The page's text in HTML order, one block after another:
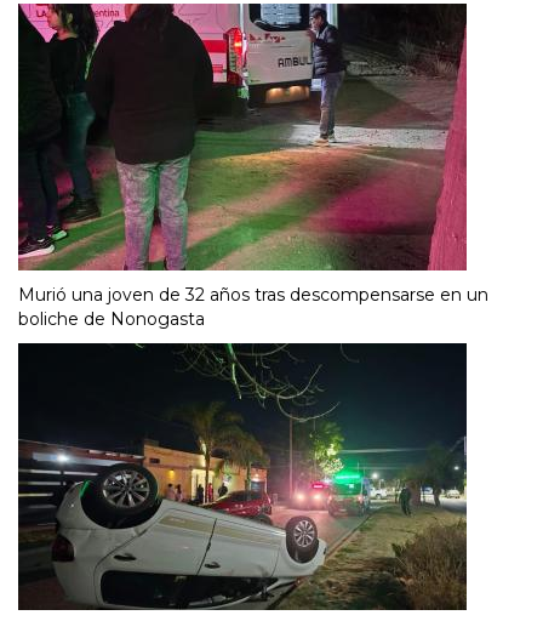
Murió una joven de 32 años tras descompensarse en un
boliche de Nonogasta